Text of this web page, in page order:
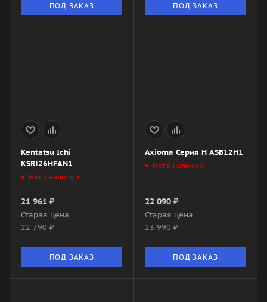
ПОД ЗАКАЗ ПОД ЗАКАЗ
Kentatsu Ichi
KSRI26HFAN1
Нет в наличии
21 961 ₽
Старая цена
22 790₽
ПОД ЗАКАЗ
Axioma Серия H ASB12H1
Нет в наличии
22 090₽
Старая цена
23 990₽
ПОД ЗАКАЗ